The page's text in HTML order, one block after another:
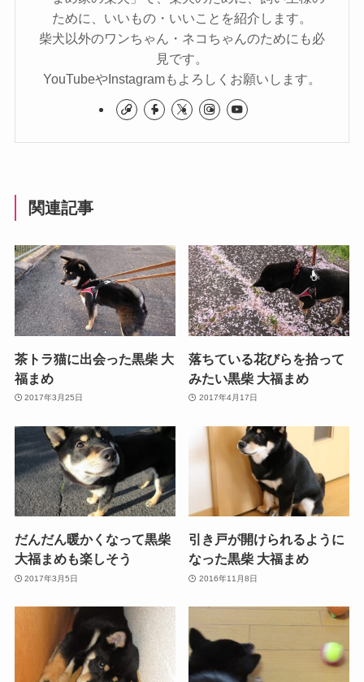
ために、いいもの・いいことを紹介します。
柴犬以外のワンちゃん・ネコちゃんのためにも必
見です。
YouTubeやInstagramもよろしくお願いします。
関連記事
茶トラ猫に出会った黒柴 大
福まめ
2017年3月25日
落ちている花びらを拾って
みたい黒柴 大福まめ
2017年4月17日
だんだん暖かくなって黒柴
大福まめも楽しそう
2017年3月5日
引き戸が開けられるように
なった黒柴 大福まめ
2016年11月8日